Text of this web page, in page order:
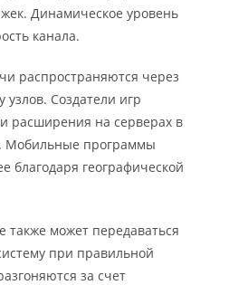
Динамическое уровень
канала.
распространяются через
Создатели игр
расширения на серверах в
Мобильные программы
благодаря географической
может передаваться
при правильной
за счет